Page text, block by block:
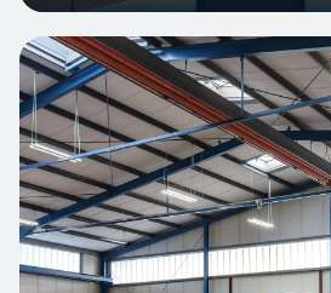
Das bisherige Beleuchtungskonzept
veraltet. Verursachte hohe
Gewölbes kam nicht zur Geltung.